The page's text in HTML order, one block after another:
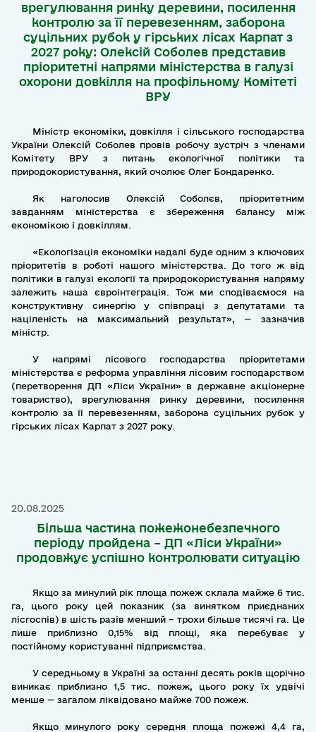
врегулювання ринку деревини, посилення
контролю за її перевезенням, заборона
суцільних рубок у гірських лісах Карпат з
2027 року: Олексій Соболев представив
пріоритетні напрями міністерства в галузі
охорони довкілля на профільному Комітеті
ВРУ
Міністр економіки, довкілля і сільського господарства
України Олексій Соболев провів робочу зустріч з членами
Комітету ВРУ з питань екологічної політики та
природокористування, який очолює Олег Бондаренко.
Як наголосив Олексій Соболєв, пріоритетним
завданням міністерства є збереження балансу між
економікою і довкіллям.
«Екологізація економіки надалі буде одним з ключових
пріоритетів в роботі нашого міністерства. До того ж від
політики в галузі екології та природокористування напряму
залежить наша євроінтеграція. Тож ми сподіваємося на
конструктивну синергію у співпраці з депутатами та
націленість на максимальний результат», — зазначив
міністр.
У напрямі лісового господарства пріоритетами
міністерства є реформа управління лісовим господарством
(перетворення ДП «Ліси України» в державне акціонерне
товариство), врегулювання ринку деревини, посилення
контролю за її перевезенням, заборона суцільних рубок у
гірських лісах Карпат з 2027 року.
20.08.2025
Більша частина пожежонебезпечного
періоду пройдена – ДП «Ліси України»
продовжує успішно контролювати ситуацію
Якщо за минулий рік площа пожеж склала майже 6 тис.
га, цього року цей показник (за винятком приєднаних
лісгоспів) в шість разів менший – трохи більше тисячі га. Це
лише приблизно 0,15% від площі, яка перебуває у
постійному користуванні підприємства.
У середньому в Україні за останні десять років щорічно
виникає приблизно 1,5 тис. пожеж, цього року їх удвічі
менше — загалом ліквідовано майже 700 пожеж.
Якщо минулого року середня площа пожежі 4,4 га,